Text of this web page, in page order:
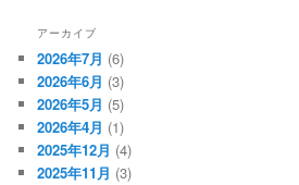
アーカイブ
2026年7月 (6)
2026年6月 (3)
2026年5月 (5)
2026年4月 (1)
2025年12月 (4)
2025年11月 (3)